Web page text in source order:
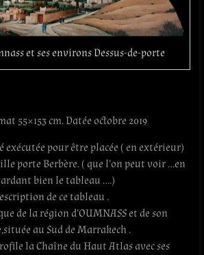
et ses environs Dessus-de-porte
55×153 cm. Datée octobre 2019
exécutée pour être placée ( en extérieur)
porte Berbère. ( que l’on peut voir …en
bien le tableau ….)
de ce tableau .
de la région d’OUMNASS et de son
au Sud de Marrakech .
la Chaîne du Haut Atlas avec ses